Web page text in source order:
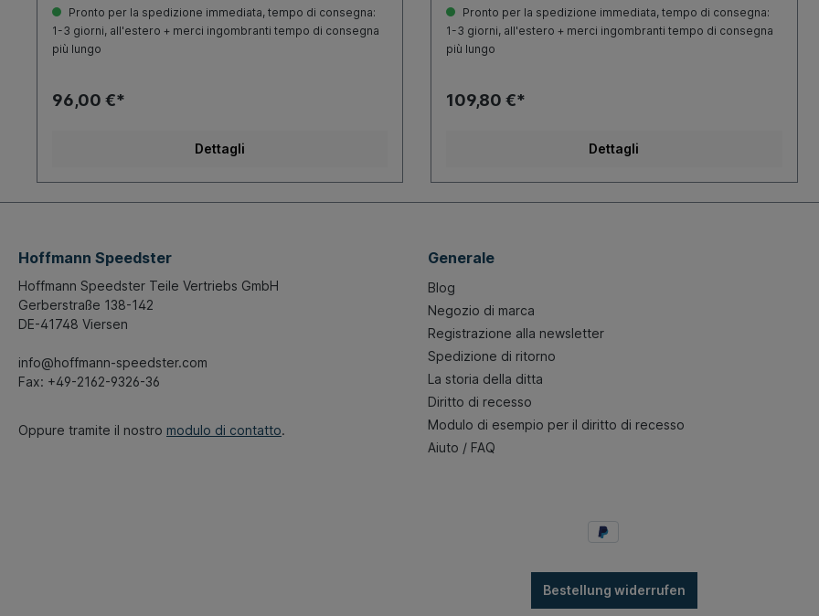
Pronto per la spedizione immediata, tempo di consegna:
1-3 giorni, all'estero + merci ingombranti tempo di consegna
più lungo
96,00 €*
Dettagli
tenuta radialealbero per puleggia(numero
diordinazione092-0380)
Pronto per la spedizione immediata, tempo di consegna:
1-3 giorni, all'estero + merci ingombranti tempo di consegna
più lungo
109,80 €*
Dettagli
Hoffmann Speedster
Hoffmann Speedster Teile Vertriebs GmbH
Gerberstraße 138-142
DE-41748 Viersen
info@hoffmann-speedster.com
Fax: +49-2162-9326-36
Oppure tramite il nostro modulo di contatto.
Generale
Blog
Negozio di marca
Registrazione alla newsletter
Spedizione di ritorno
La storia della ditta
Diritto di recesso
Modulo di esempio per il diritto di recesso
Aiuto / FAQ
Bestellung widerrufen